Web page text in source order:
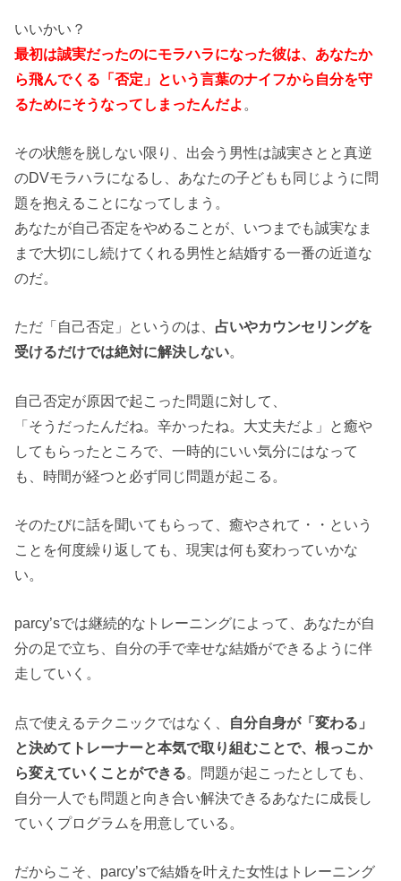
いいかい？
最初は誠実だったのにモラハラになった彼は、あなたか
ら飛んでくる「否定」という言葉のナイフから自分を守
るためにそうなってしまったんだよ
その状態を脱しない限り、出会う男性は誠実さとと真逆
のDVモラハラになるし、あなたの子どもも同じように問
題を抱えることになってしまう。
あなたが自己否定をやめることが、いつまでも誠実なま
まで大切にし続けてくれる男性と結婚する一番の近道な
のだ。
ただ「自己否定」というのは、 占いやカウンセリングを
受けるだけでは絶対に解決しない。
自己否定が原因で起こった問題に対して、
「そうだったんだね。辛かったね。大丈夫だよ」と癒や
してもらったところで、一時的にいい気分にはなって
も、時間が経つと必ず同じ問題が起こる。
そのたびに話を聞いてもらって、癒やされて・・という
ことを何度繰り返しても、現実は何も変わっていかな
い。
parcy’sでは継続的なトレーニングによって、あなたが自
分の足で立ち、自分の手で幸せな結婚ができるように伴
走していく。
点で使えるテクニックではなく、 自分自身が「変わる」
と決めてトレーナーと本気で取り組むことで、根っこか
ら変えていくことができる。問題が起こったとしても、
自分一人でも問題と向き合い解決できるあなたに成長し
ていくプログラムを用意している。
だからこそ、parcy’sで結婚を叶えた女性はトレーニング